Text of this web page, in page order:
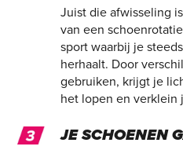
Juist die afwisseling
van een
sport waarbij je
herhaalt. Door
gebruiken, krijgt je
het lopen en verklein
JE SCHOENEN